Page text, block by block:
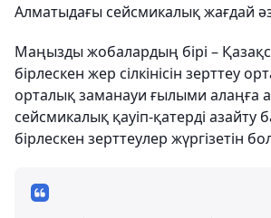
Алматыдағы сейсмикалық жағдай
Маңызды жобалардың бірі –
бірлескен жер сілкінісін зерттеу
орталық заманауи ғылыми алаңға
сейсмикалық қауіп-қатерді азайту
бірлескен зерттеулер жүргізетін